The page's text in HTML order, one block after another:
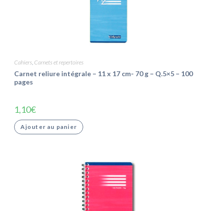
Cahiers, Carnets et repertoires
Carnet reliure intégrale – 11 x 17 cm- 70 g – Q.5×5 – 100
pages
1,10€
Ajouter au panier